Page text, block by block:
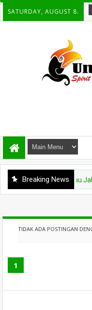
SATURDAY, AUGUST 8.
Breaking News
Kalbar Tinjau Jalur
TIDAK ADA POSTINGAN
1